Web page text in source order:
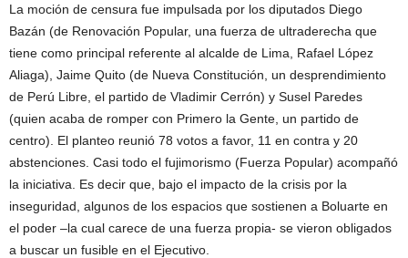
La moción de censura fue impulsada por los diputados Diego
Bazán (de Renovación Popular, una fuerza de ultraderecha que
tiene como principal referente al alcalde de Lima, Rafael López
Aliaga), Jaime Quito (de Nueva Constitución, un desprendimiento
de Perú Libre, el partido de Vladimir Cerrón) y Susel Paredes
(quien acaba de romper con Primero la Gente, un partido de
centro). El planteo reunió 78 votos a favor, 11 en contra y 20
abstenciones. Casi todo el fujimorismo (Fuerza Popular) acompañó
la iniciativa. Es decir que, bajo el impacto de la crisis por la
inseguridad, algunos de los espacios que sostienen a Boluarte en
el poder –la cual carece de una fuerza propia- se vieron obligados
a buscar un fusible en el Ejecutivo.